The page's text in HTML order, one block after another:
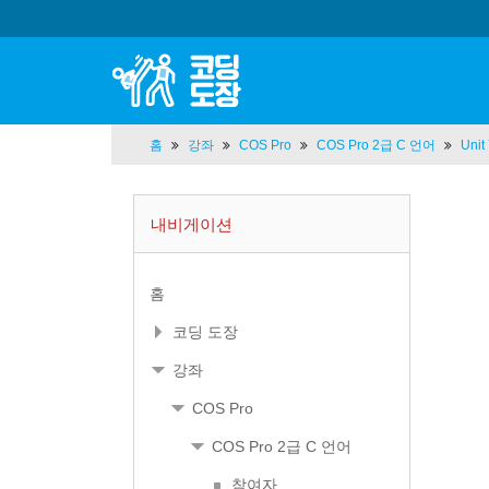
홈 강좌 COS Pro COS Pro 2급 C 언어 Unit
내비게이션
홈
코딩 도장
강좌
COS Pro
COS Pro 2급 C 언어
참여자